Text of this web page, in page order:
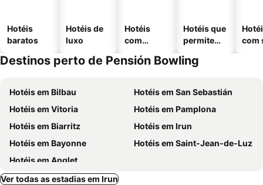
Hotéis
baratos
Hotéis de
luxo
Hotéis
com
Hotéis que
permitem
com
Destinos perto de Pensión Bowling
Hotéis em Bilbau
Hotéis em San Sebastián
Hotéis em Vitoria
Hotéis em Pamplona
Hotéis em Biarritz
Hotéis em Irun
Hotéis em Bayonne
Hotéis em Saint-Jean-de-Luz
Hotéis em Anglet
Ver todas as estadias em Irun